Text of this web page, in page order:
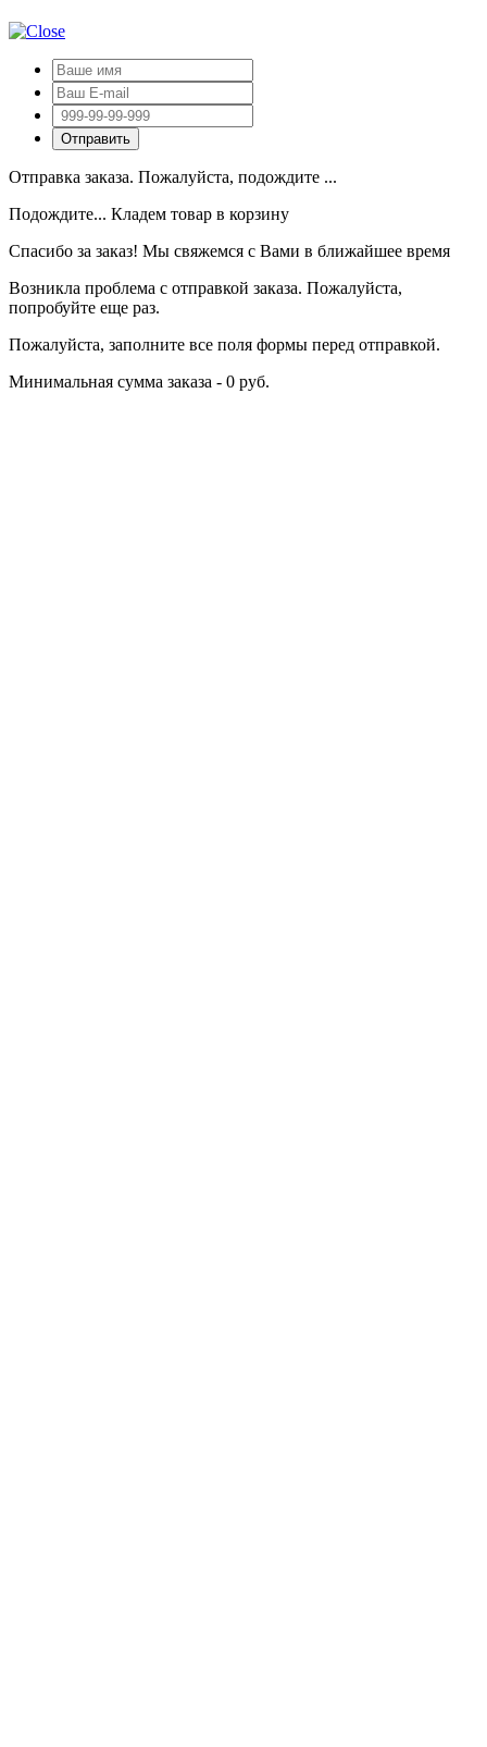
Отправка заказа. Пожалуйста, подождите ...
Подождите... Кладем товар в корзину
Спасибо за заказ! Мы свяжемся с Вами в ближайшее время
Возникла проблема с отправкой заказа. Пожалуйста,
попробуйте еще раз.
Пожалуйста, заполните все поля формы перед отправкой.
Минимальная сумма заказа - 0 руб.